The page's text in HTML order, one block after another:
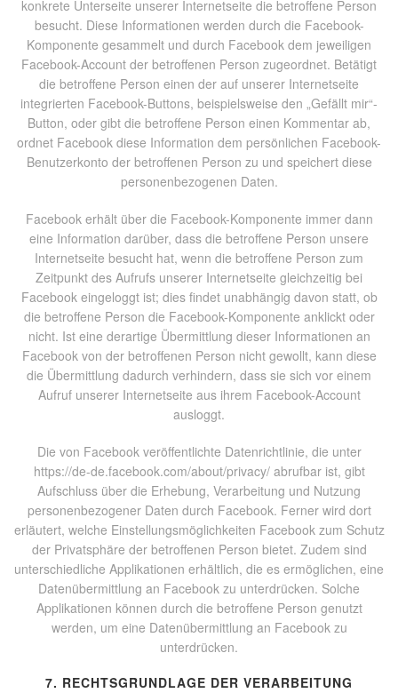
konkrete Unterseite unserer Internetseite die betroffene Person
besucht. Diese Informationen werden durch die Facebook-
Komponente gesammelt und durch Facebook dem jeweiligen
Facebook-Account der betroffenen Person zugeordnet. Betätigt
die betroffene Person einen der auf unserer Internetseite
integrierten Facebook-Buttons, beispielsweise den „Gefällt mir“-
Button, oder gibt die betroffene Person einen Kommentar ab,
ordnet Facebook diese Information dem persönlichen Facebook-
Benutzerkonto der betroffenen Person zu und speichert diese
personenbezogenen Daten.
Facebook erhält über die Facebook-Komponente immer dann
eine Information darüber, dass die betroffene Person unsere
Internetseite besucht hat, wenn die betroffene Person zum
Zeitpunkt des Aufrufs unserer Internetseite gleichzeitig bei
Facebook eingeloggt ist; dies findet unabhängig davon statt, ob
die betroffene Person die Facebook-Komponente anklickt oder
nicht. Ist eine derartige Übermittlung dieser Informationen an
Facebook von der betroffenen Person nicht gewollt, kann diese
die Übermittlung dadurch verhindern, dass sie sich vor einem
Aufruf unserer Internetseite aus ihrem Facebook-Account
ausloggt.
Die von Facebook veröffentlichte Datenrichtlinie, die unter
https://de-de.facebook.com/about/privacy/ abrufbar ist, gibt
Aufschluss über die Erhebung, Verarbeitung und Nutzung
personenbezogener Daten durch Facebook. Ferner wird dort
erläutert, welche Einstellungsmöglichkeiten Facebook zum Schutz
der Privatsphäre der betroffenen Person bietet. Zudem sind
unterschiedliche Applikationen erhältlich, die es ermöglichen, eine
Datenübermittlung an Facebook zu unterdrücken. Solche
Applikationen können durch die betroffene Person genutzt
werden, um eine Datenübermittlung an Facebook zu
unterdrücken.
7. RECHTSGRUNDLAGE DER VERARBEITUNG